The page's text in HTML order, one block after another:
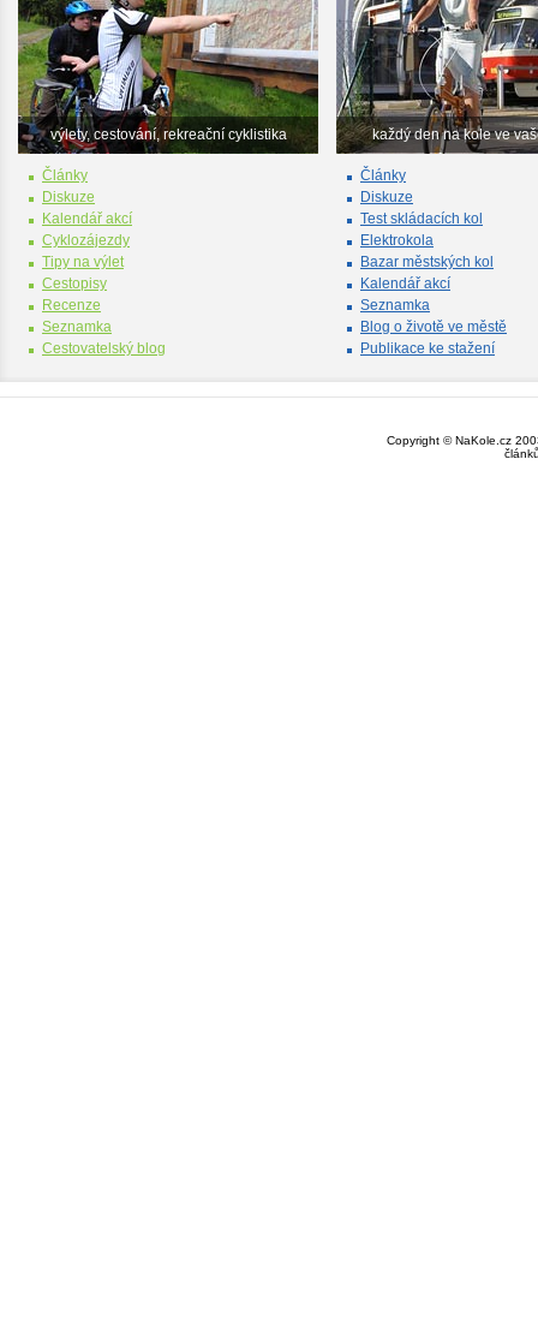
výlety, cestování, rekreační cyklistika
Články
Diskuze
Kalendář akcí
Cyklozájezdy
Tipy na výlet
Cestopisy
Recenze
Seznamka
Cestovatelský blog
každý den na kole ve
Články
Diskuze
Test skládacích kol
Elektrokola
Bazar městských kol
Kalendář akcí
Seznamka
Blog o životě ve městě
Publikace ke stažení
Copyright © NaKole.cz